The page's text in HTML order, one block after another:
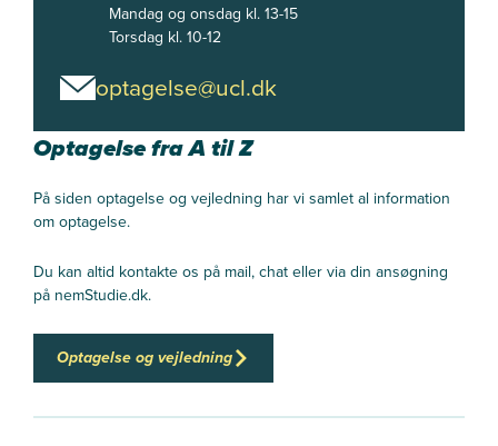
Mandag og onsdag kl. 13-15
Torsdag kl. 10-12
optagelse@ucl.dk
Optagelse fra A til Z
På siden optagelse og vejledning har vi samlet al information
om optagelse.
Du kan altid kontakte os på mail, chat eller via din ansøgning
på nemStudie.dk.
Optagelse og vejledning